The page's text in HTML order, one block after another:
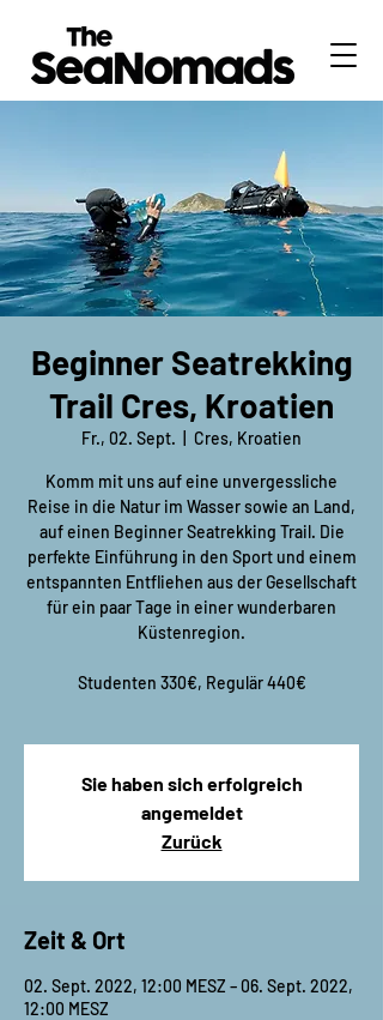
Beginner Seatrekking
Trail Cres, Kroatien
Fr., 02. Sept. Cres, Kroatien
Komm mit uns auf eine unvergessliche
Reise in die Natur im Wasser sowie an Land,
auf einen Beginner Seatrekking Trail. Die
perfekte Einführung in den Sport und einem
entspannten Entfliehen aus der Gesellschaft
für ein paar Tage in einer wunderbaren
Küstenregion.
Studenten 330€, Regulär 440€
Sie haben sich erfolgreich
angemeldet
Zurück
Zeit & Ort
02. Sept. 2022, 12:00 MESZ – 06. Sept. 2022,
12:00 MESZ